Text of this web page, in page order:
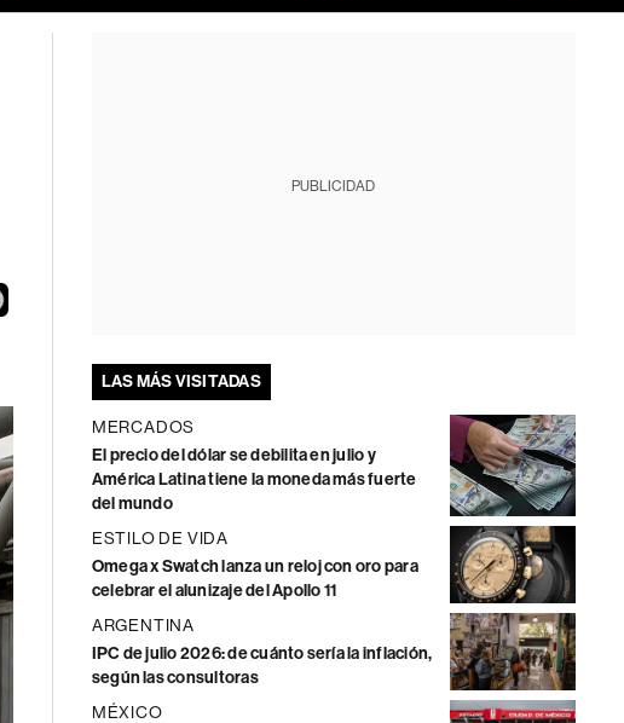
PUBLICIDAD
LAS MÁS VISITADAS
MERCADOS
El precio del dólar se debilita en julio y
América Latina tiene la moneda más fuerte
del mundo
ESTILO DE VIDA
Omega x Swatch lanza un reloj con oro para
celebrar el alunizaje del Apollo 11
ARGENTINA
IPC de julio 2026: de cuánto sería la inflación,
según las consultoras
MÉXICO